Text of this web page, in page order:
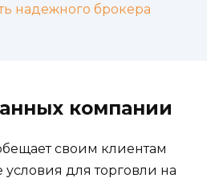
надежного брокера
компании
своим клиентам
для торговли на